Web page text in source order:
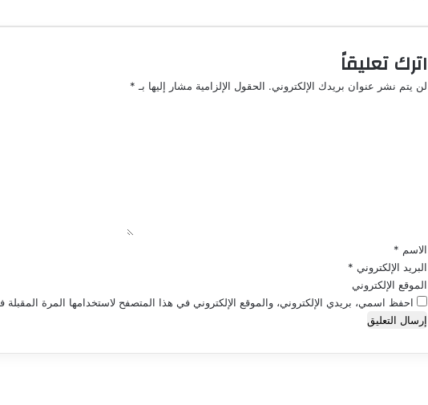
اترك تعليقاً
لن يتم نشر عنوان بريدك الإلكتروني. الحقول الإلزامية مشار إليها بـ *
الاسم *
البريد الإلكتروني *
الموقع الإلكتروني
احفظ اسمي، بريدي الإلكتروني، والموقع الإلكتروني في هذا المتصفح لاستخدامها المرة المقبلة